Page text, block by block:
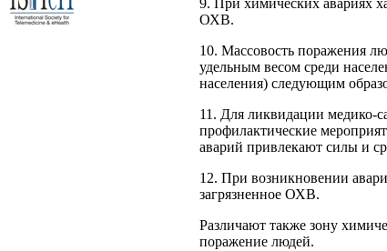
9. При химических авариях
ОХВ.
10. Массовость поражения
удельным ве­сом среди
населения) следующим
11. Для ликвидации медико-
профилактические
аварий привлекают силы и
12. При возникновении
загрязненное ОХВ.
Различают также зону
пораже­ние людей.